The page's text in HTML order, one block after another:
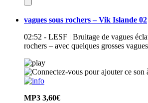
vagues sous rochers – Vik Islande 02
02:52 - LESF | Bruitage de vagues
rochers – avec quelques grosses
MP3 3,60€